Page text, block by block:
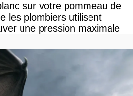
sur votre pommeau de
les plombiers utilisent
une pression maximale